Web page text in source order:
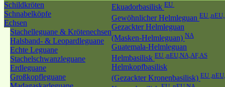
Schildkröten
Schnabelköpfe
Echsen
Stachelleguane & Krötenechsen
Halsband- & Leopardleguane
Echte Leguane
Stachelschwanzleguane
Erdleguane
Großkopfleguane
Ekuadorbasilisk EU
Gewöhnlicher Helmleguan EU
Gezackter Helmleguan
(Masken-Helmleguan) NA
Guatemala-Helmleguan
Helmbasilisk EU ,nEU,NA,AF,AS
Helmkopfbasilisk
(Gezackter Kronenbasilisk) EU